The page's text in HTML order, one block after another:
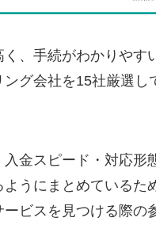
、手続がわかりやす
グ会社を15社厳選し
金スピード・対応形
ようにまとめているた
ビスを見つける際の